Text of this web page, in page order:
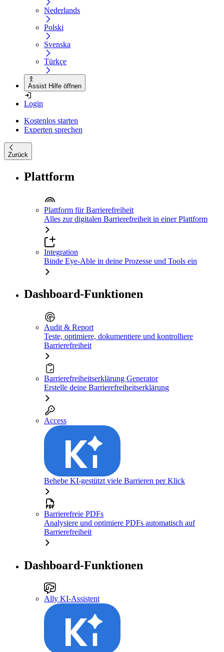
Nederlands
Polski
Svenska
Türkçe
Assist Hilfe öffnen
Login
Kostenlos starten
Experten sprechen
Zurück
Plattform
Plattform für Barrierefreiheit
Alles zur digitalen Barrierefreiheit in einer Plattform
Integration
Binde Eye-Able in deine Prozesse und Tools ein
Dashboard-Funktionen
Audit & Report
Teste, optimiere, dokumentiere und kontrolliere
Barrierefreiheit
Barrierefreiheitserklärung Generator
Erstelle deine Barrierefreiheitserklärung
Access
Behebe KI-gestützt viele Barrieren per Klick
Barrierefreie PDFs
Analysiere und optimiere PDFs automatisch auf
Barrierefreiheit
Dashboard-Funktionen
Ally KI-Assistent